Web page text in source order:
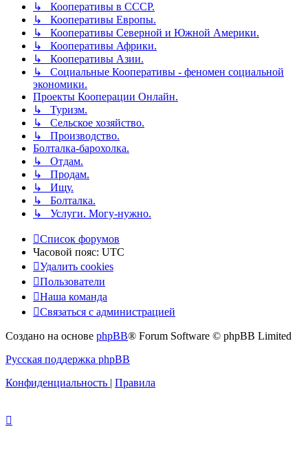
↳ Кооперативы в СССР.
↳ Кооперативы Европы.
↳ Кооперативы Северной и Южной Америки.
↳ Кооперативы Африки.
↳ Кооперативы Азии.
↳ Социальные Кооперативы - феномен социальной
экономики.
Проекты Кооперации Онлайн.
↳ Туризм.
↳ Сельское хозяйство.
↳ Производство.
Болталка-барохолка.
↳ Отдам.
↳ Продам.
↳ Ищу.
↳ Болталка.
↳ Услуги. Могу-нужно.
Список форумов
Часовой пояс: UTC
Удалить cookies
Пользователи
Наша команда
Связаться с администрацией
Создано на основе phpBB® Forum Software © phpBB Limited
Русская поддержка phpBB
Конфиденциальность
Правила